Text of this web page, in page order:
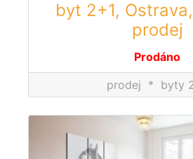
byt 2+1,
prodej
Prodáno
prodej * byty